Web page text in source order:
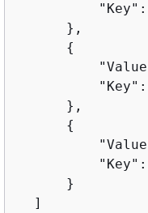
      },
{
      },
{
      }
  ]